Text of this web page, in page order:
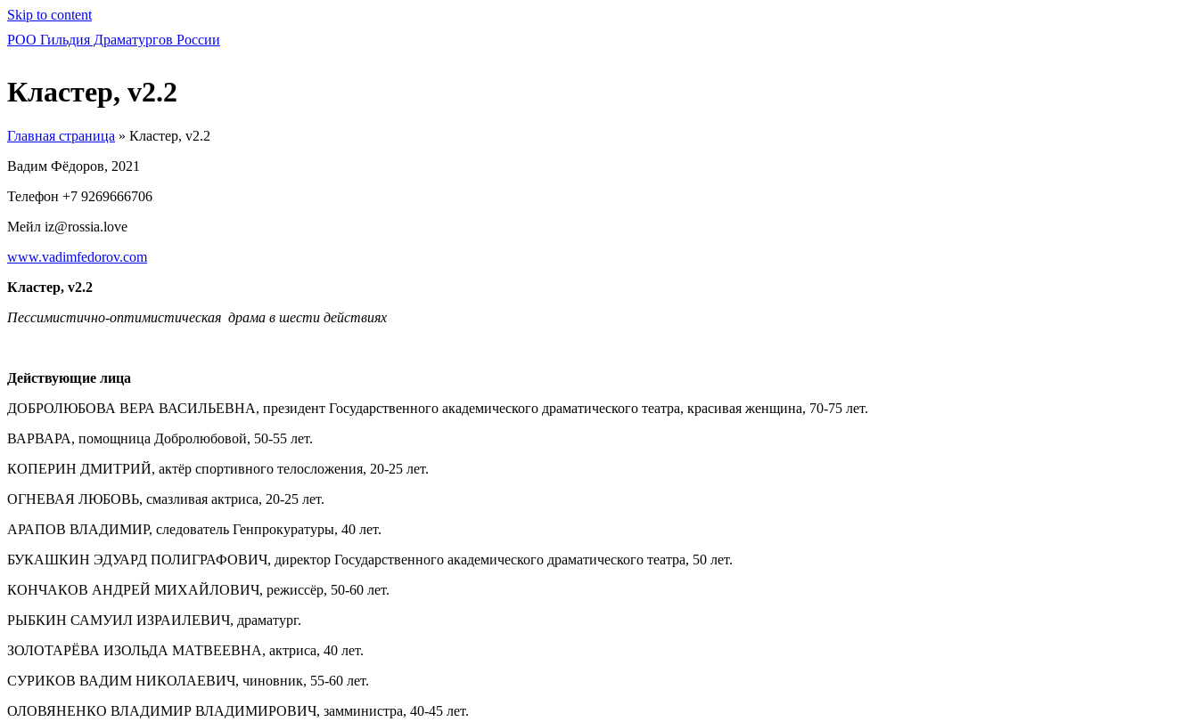
Skip to content
РОО Гильдия Драматургов России
Кластер, v2.2
Главная страница » Кластер, v2.2
Вадим Фёдоров, 2021
Телефон +7 9269666706
Мейл iz@rossia.love
www.vadimfedorov.com
Кластер, v2.2
Пессимистично-оптимистическая драма в шести действиях
Действующие лица
ДОБРОЛЮБОВА ВЕРА ВАСИЛЬЕВНА, президент Государственного академического драматического театра, красивая женщина, 70-75 лет.
ВАРВАРА, помощница Добролюбовой, 50-55 лет.
КОПЕРИН ДМИТРИЙ, актёр спортивного телосложения, 20-25 лет.
ОГНЕВАЯ ЛЮБОВЬ, смазливая актриса, 20-25 лет.
АРАПОВ ВЛАДИМИР, следователь Генпрокуратуры, 40 лет.
БУКАШКИН ЭДУАРД ПОЛИГРАФОВИЧ, директор Государственного академического драматического театра, 50 лет.
КОНЧАКОВ АНДРЕЙ МИХАЙЛОВИЧ, режиссёр, 50-60 лет.
РЫБКИН САМУИЛ ИЗРАИЛЕВИЧ, драматург.
ЗОЛОТАРЁВА ИЗОЛЬДА МАТВЕЕВНА, актриса, 40 лет.
СУРИКОВ ВАДИМ НИКОЛАЕВИЧ, чиновник, 55-60 лет.
ОЛОВЯНЕНКО ВЛАДИМИР ВЛАДИМИРОВИЧ, замминистра, 40-45 лет.